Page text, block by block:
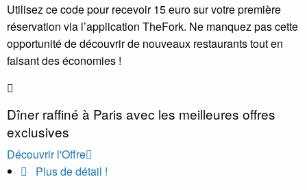
Utilisez ce code pour recevoir 15 euro sur votre première
réservation via l’application TheFork. Ne manquez pas cette
opportunité de découvrir de nouveaux restaurants tout en
faisant des économies !
Dîner raffiné à Paris avec les meilleures offres
exclusives
Découvrir l'Offre
Plus de détail !